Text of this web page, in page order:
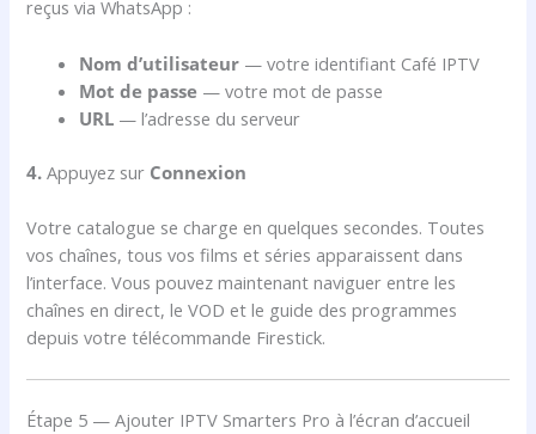
reçus via WhatsApp :
Nom d’utilisateur — votre identifiant Café IPTV
Mot de passe — votre mot de passe
URL — l’adresse du serveur
4. Appuyez sur Connexion
Votre catalogue se charge en quelques secondes. Toutes
vos chaînes, tous vos films et séries apparaissent dans
l’interface. Vous pouvez maintenant naviguer entre les
chaînes en direct, le VOD et le guide des programmes
depuis votre télécommande Firestick.
Étape 5 — Ajouter IPTV Smarters Pro à l’écran d’accueil